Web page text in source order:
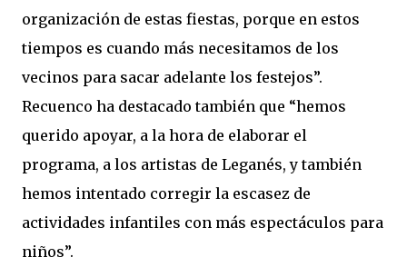
organización de estas fiestas, porque en estos
tiempos es cuando más necesitamos de los
vecinos para sacar adelante los festejos”.
Recuenco ha destacado también que “hemos
querido apoyar, a la hora de elaborar el
programa, a los artistas de Leganés, y también
hemos intentado corregir la escasez de
actividades infantiles con más espectáculos para
niños”.